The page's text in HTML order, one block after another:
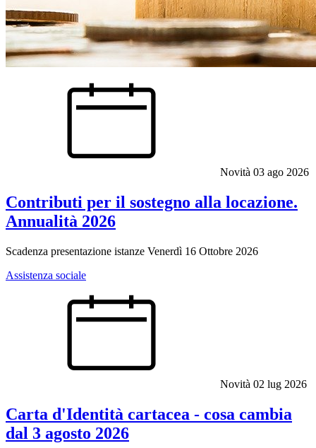
Novità 03 ago 2026
Contributi per il sostegno alla locazione.
Annualità 2026
Scadenza presentazione istanze Venerdì 16 Ottobre 2026
Assistenza sociale
Novità 02 lug 2026
Carta d'Identità cartacea - cosa cambia
dal 3 agosto 2026